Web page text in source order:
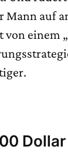
auf
einem
Dollar